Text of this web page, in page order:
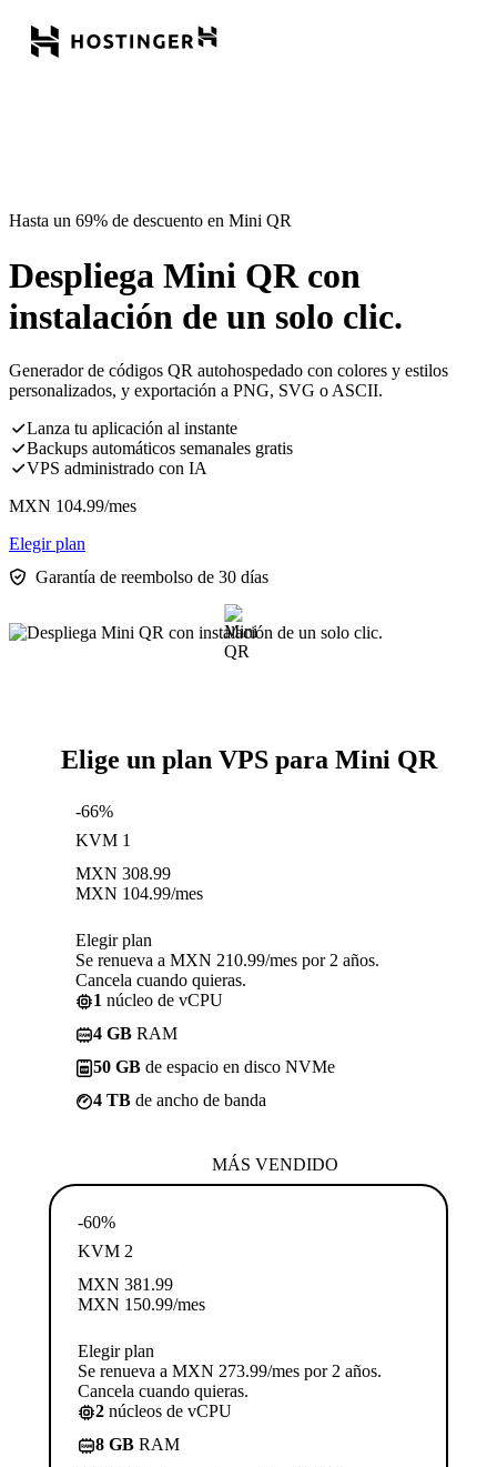
Hasta un 69% de descuento en Mini QR
Despliega Mini QR con
instalación de un solo clic.
Generador de códigos QR autohospedado con colores y estilos
personalizados, y exportación a PNG, SVG o ASCII.
Lanza tu aplicación al instante
Backups automáticos semanales gratis
VPS administrado con IA
MXN 104.99/mes
Elegir plan
Garantía de reembolso de 30 días
Elige un plan VPS para Mini QR
-66%
KVM 1
MXN 308.99
MXN 104.99/mes
Elegir plan
Se renueva a MXN 210.99/mes por 2 años.
Cancela cuando quieras.
1 núcleo de vCPU
4 GB RAM
50 GB de espacio en disco NVMe
4 TB de ancho de banda
MÁS VENDIDO
-60%
KVM 2
MXN 381.99
MXN 150.99/mes
Elegir plan
Se renueva a MXN 273.99/mes por 2 años.
Cancela cuando quieras.
2 núcleos de vCPU
8 GB RAM